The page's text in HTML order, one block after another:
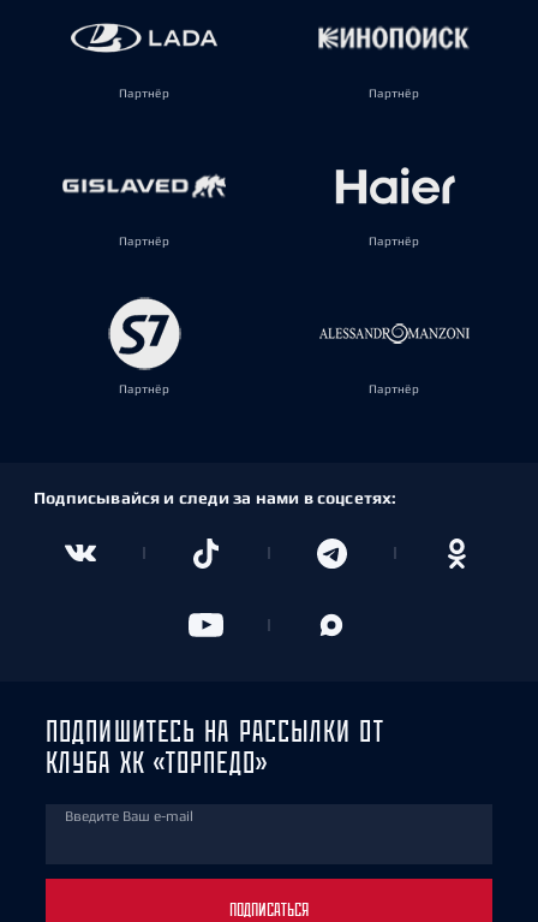
Партнёр Партнёр
Партнёр Партнёр
Партнёр Партнёр
Подписывайся и следи за нами в соцсетях:
ПОДПИШИТЕСЬ НА РАССЫЛКИ ОТ
КЛУБА ХК «ТОРПЕДО»
Введите Ваш e-mail
ПОДПИСАТЬСЯ